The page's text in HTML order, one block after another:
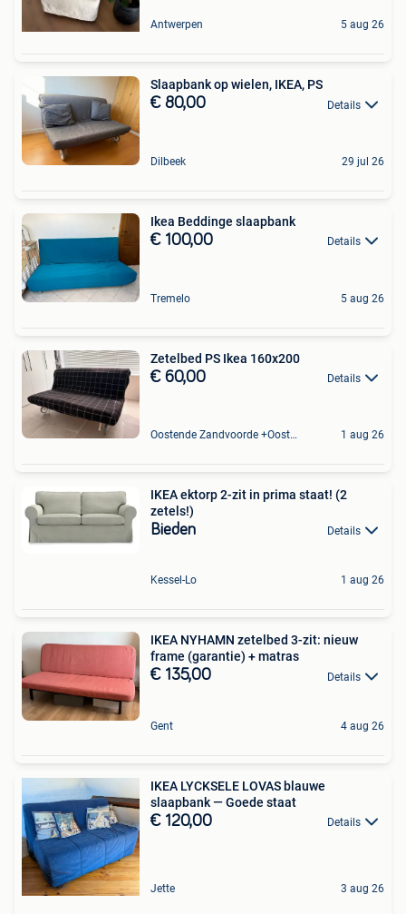
Antwerpen 5 aug 26
Slaapbank op wielen, IKEA, PS
€ 80,00 Details
Dilbeek 29 jul 26
Ikea Beddinge slaapbank
€ 100,00 Details
Tremelo 5 aug 26
Zetelbed PS Ikea 160x200
€ 60,00 Details
Oostende Zandvoorde +Oostende 1 aug 26
IKEA ektorp 2-zit in prima staat! (2
zetels!)
Bieden Details
Kessel-Lo 1 aug 26
IKEA NYHAMN zetelbed 3-zit: nieuw
frame (garantie) + matras
€ 135,00 Details
Gent 4 aug 26
IKEA LYCKSELE LOVAS blauwe
slaapbank — Goede staat
€ 120,00 Details
Jette 3 aug 26